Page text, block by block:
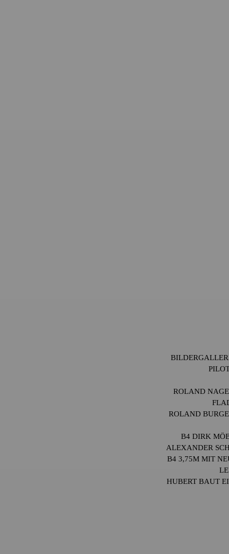
ROLAND
ROLAND
B4 DIRK
ALEXANDER
B4 3,75M MIT
HUBERT BAUT